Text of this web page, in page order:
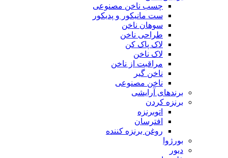
چسب ناخن مصنوعی
ست مانیکور و پدیکور
سوهان ناخن
طراحی ناخن
لاک پاک کن
لاک ناخن
مراقبت از ناخن
ناخن گیر
ناخن مصنوعی
برندهای آرایشی
برنزه کردن
اتوبرنزه
افترسان
روغن برنزه کننده
بورژوا
دیور